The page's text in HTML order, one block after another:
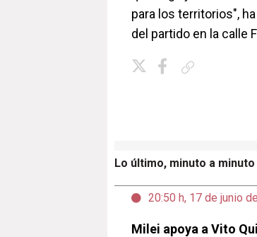
para los territorios",
del partido en la calle
Lo último, minuto a minuto
20:50 h, 17 de junio
Milei apoya a Vito